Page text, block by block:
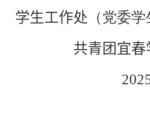
学生工作处 （党委
共青团宜